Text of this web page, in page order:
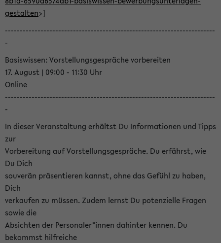
gestalten>]
-----------------------------------------------------------------------
-
Basiswissen: Vorstellungsgespräche vorbereiten
17. August | 09:00 - 11:30 Uhr
Online
-----------------------------------------------------------------------
-
In dieser Veranstaltung erhältst Du Informationen und Tipps
zur
Vorbereitung auf Vorstellungsgespräche. Du erfährst, wie
Du Dich
souverän präsentieren kannst, ohne das Gefühl zu haben,
Dich
verkaufen zu müssen. Zudem lernst Du potenzielle Fragen
sowie die
Absichten der Personaler*innen dahinter kennen. Du
bekommst hilfreiche